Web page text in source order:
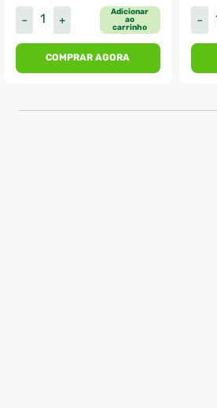
＋
－
Adicionar
ao
carrinho
COMPRAR AGORA
－